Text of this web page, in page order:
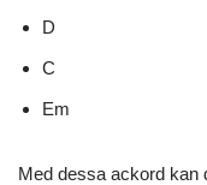
D
C
Em
Med dessa ackord kan